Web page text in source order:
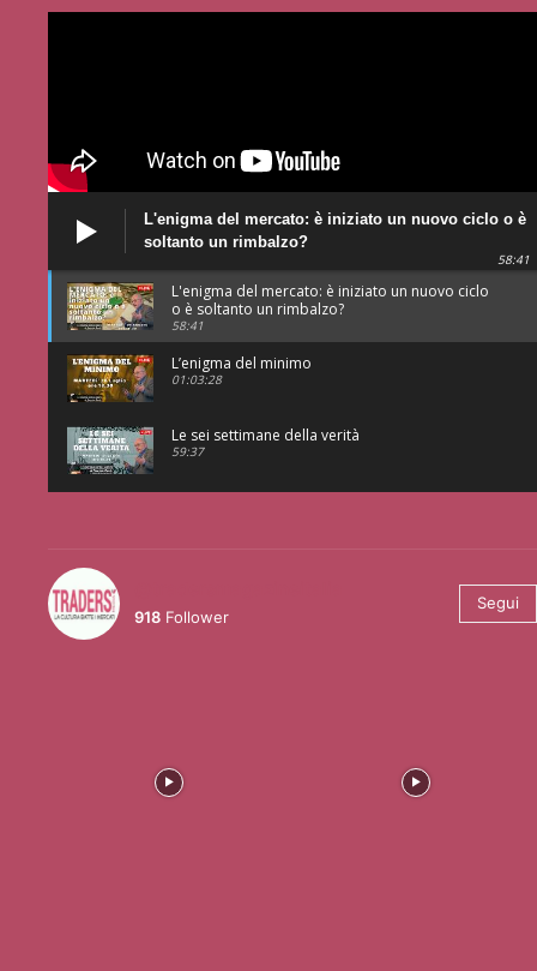
L'enigma del mercato: è iniziato un nuovo ciclo o è
soltanto un rimbalzo?
58:41
L'enigma del mercato: è iniziato un nuovo ciclo
o è soltanto un rimbalzo?
58:41
L’enigma del minimo
01:03:28
Le sei settimane della verità
59:37
918 Follower
Segui